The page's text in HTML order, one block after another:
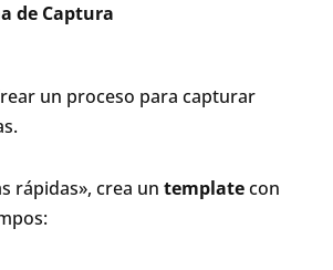
de Captura
un proceso para capturar
rápidas», crea un templatecon